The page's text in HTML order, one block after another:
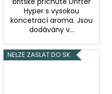
Hyper s vysokou
koncetrací aroma. Jsou
dodávány v...
NELZE ZASLAT DO SK